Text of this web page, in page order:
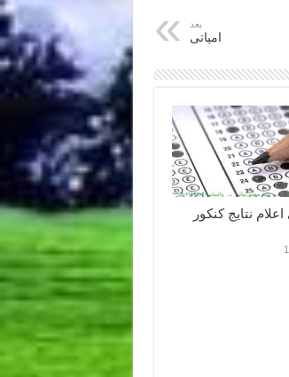
بعد
امپاتی
نتایج کنکور